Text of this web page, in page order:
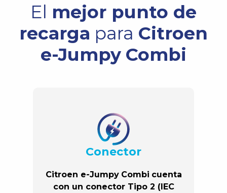
El mejor punto de
recarga para Citroen
e-Jumpy Combi
Conector
Citroen e-Jumpy Combi cuenta
con un conector Tipo 2 (IEC